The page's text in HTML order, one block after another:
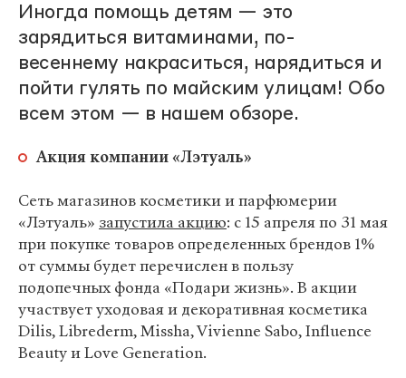
Иногда помощь детям — это
зарядиться витаминами, по-
весеннему накраситься, нарядиться и
пойти гулять по майским улицам! Обо
всем этом — в нашем обзоре.
Акция компании «Лэтуаль»
Сеть магазинов косметики и парфюмерии
«Лэтуаль» запустила акцию: с 15 апреля по 31 мая
при покупке товаров определенных брендов 1%
от суммы будет перечислен в пользу
подопечных фонда «Подари жизнь». В акции
участвует уходовая и декоративная косметика
Dilis, Librederm, Missha, Vivienne Sabo, Influence
Beauty и Love Generation.